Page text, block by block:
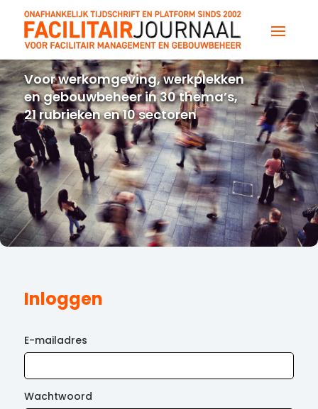
Voor werkomgeving, werkplekken
en gebouwbeheer in 30 thema’s,
21 rubrieken en 10 sectoren
Inloggen
E-mailadres
Wachtwoord